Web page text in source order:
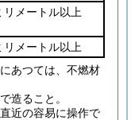
リメートル以上
リメートル以上
あつては、不燃材
造ること。
近の容易に操作で